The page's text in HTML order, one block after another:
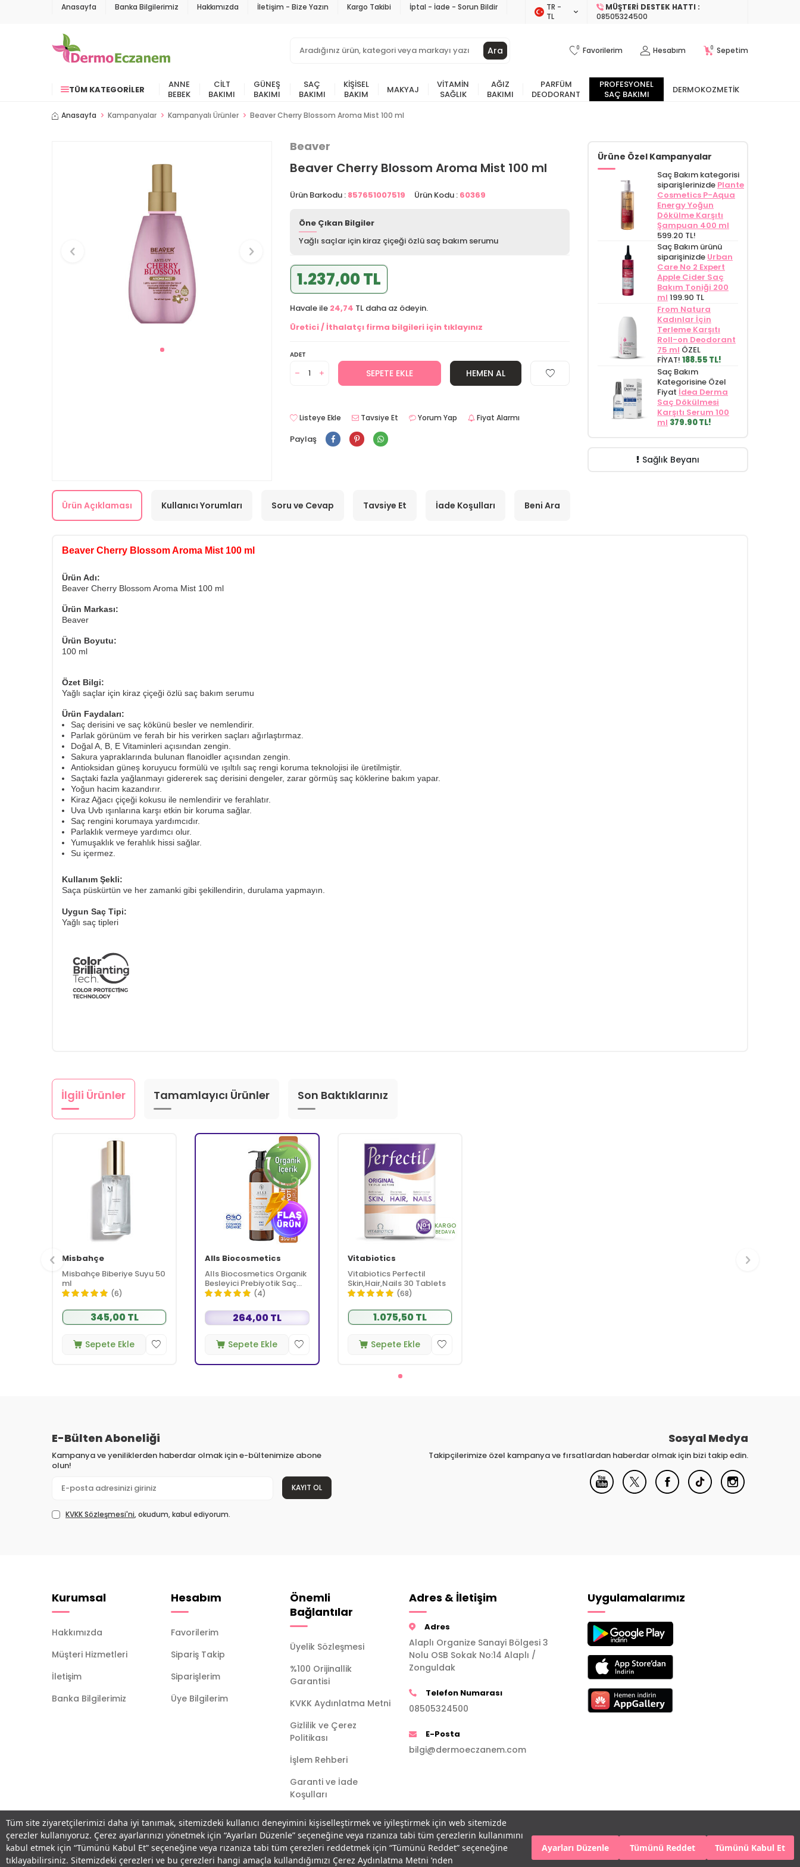
Tüm site ziyaretçilerimizi daha iyi tanımak, sitemizdeki kullanıcı deneyimini kişiselleştirmek ve iyileştirmek için web sitemizde
çerezler kullanıyoruz. Çerez ayarlarınızı yönetmek için “Ayarları Düzenle” seçeneğine veya rızanıza tabi tüm çerezlerin kullanımını
kabul etmek için “Tümünü Kabul Et” seçeneğine veya rızanıza tabi tüm çerezleri reddetmek için “Tümünü Reddet” seçeneğine
tıklayabilirsiniz. Sitemizdeki çerezleri ve bu çerezleri hangi amaçla kullandığımızı Çerez Aydınlatma Metni ’nden
Ayarları Düzenle Tümünü Reddet Tümünü Kabul Et
Anasayfa Banka Bilgilerimiz Hakkımızda İletişim - Bize Yazın Kargo Takibi İptal - İade - Sorun Bildir
TR −
TL
MÜŞTERI DESTEK HATTI :
08505324500
Ara 0 Favorilerim Hesabım 0 Sepetim
TÜM KATEGORILER
ANNE
BEBEK
CILT
BAKIMI
GÜNEŞ
BAKIMI
SAÇ
BAKIMI
KIŞISEL
BAKIM
MAKYAJ
VITAMIN
SAĞLIK
AĞIZ
BAKIMI
PARFÜM
DEODORANT
PROFESYONEL
SAÇ BAKIMI
DERMOKOZMETIK
Anasayfa Kampanyalar Kampanyalı Ürünler Beaver Cherry Blossom Aroma Mist 100 ml
Beaver
Beaver Cherry Blossom Aroma Mist 100 ml
Ürün Barkodu : 857651007519 Ürün Kodu : 60369
Öne Çıkan Bilgiler
Yağlı saçlar için kiraz çiçeği özlü saç bakım serumu
1.237,00 TL
Havale ile 24,74 TL daha az ödeyin.
Üretici / İthalatçı firma bilgileri için tıklayınız
ADET
SEPETE EKLE HEMEN AL
Listeye Ekle Tavsiye Et Yorum Yap Fiyat Alarmı
Paylaş
Ürüne Özel Kampanyalar
Saç Bakım kategorisi
siparişlerinizde Plante
Cosmetics P-Aqua
Energy Yoğun
Dökülme Karşıtı
Şampuan 400 ml
599.20 TL!
Saç Bakım ürünü
siparişinizde Urban
Care No 2 Expert
Apple Cider Saç
Bakım Toniği 200
ml 199.90 TL
From Natura
Kadınlar İçin
Terleme Karşıtı
Roll-on Deodorant
75 ml ÖZEL
FİYAT! 188.55 TL!
Saç Bakım
Kategorisine Özel
Fiyat İdea Derma
Saç Dökülmesi
Karşıtı Serum 100
ml 379.90 TL!
Sağlık Beyanı
Ürün Açıklaması Kullanıcı Yorumları Soru ve Cevap Tavsiye Et İade Koşulları Beni Ara
Beaver Cherry Blossom Aroma Mist 100 ml
Ürün Adı:
Beaver Cherry Blossom Aroma Mist 100 ml
Ürün Markası:
Beaver
Ürün Boyutu:
100 ml
Özet Bilgi:
Yağlı saçlar için kiraz çiçeği özlü saç bakım serumu
Ürün Faydaları:
Saç derisini ve saç kökünü besler ve nemlendirir.
Parlak görünüm ve ferah bir his verirken saçları ağırlaştırmaz.
Doğal A, B, E Vitaminleri açısından zengin.
Sakura yapraklarında bulunan flanoidler açısından zengin.
Antioksidan güneş koruyucu formülü ve ışıltılı saç rengi koruma teknolojisi ile üretilmiştir.
Saçtaki fazla yağlanmayı gidererek saç derisini dengeler, zarar görmüş saç köklerine bakım yapar.
Yoğun hacim kazandırır.
Kiraz Ağacı çiçeği kokusu ile nemlendirir ve ferahlatır.
Uva Uvb ışınlarına karşı etkin bir koruma sağlar.
Saç rengini korumaya yardımcıdır.
Parlaklık vermeye yardımcı olur.
Yumuşaklık ve ferahlık hissi sağlar.
Su içermez.
Kullanım Şekli:
Saça püskürtün ve her zamanki gibi şekillendirin, durulama yapmayın.
Uygun Saç Tipi:
Yağlı saç tipleri
İlgili Ürünler Tamamlayıcı Ürünler Son Baktıklarınız
Misbahçe
Misbahçe Biberiye Suyu 50
ml
(6)
345,00 TL
Sepete Ekle
Alls Biocosmetics
Alls Biocosmetics Organik
Besleyici Prebiyotik Saç
Kremi 350 ml(4)
264,00 TL
Sepete Ekle
KARGO
BEDAVA
Vitabiotics
Vitabiotics Perfectil
Skin,Hair,Nails 30 Tablets
(68)
1.075,50 TL
Sepete Ekle
E-Bülten Aboneliği
Kampanya ve yeniliklerden haberdar olmak için e-bültenimize abone
olun!
KAYIT OL
KVKK Sözleşmesi'ni, okudum, kabul ediyorum.
Sosyal Medya
Takipçilerimize özel kampanya ve fırsatlardan haberdar olmak için bizi takip edin.
Kurumsal
Hakkımızda
Müşteri Hizmetleri
İletişim
Banka Bilgilerimiz
Hesabım
Favorilerim
Sipariş Takip
Siparişlerim
Üye Bilgilerim
Önemli
Bağlantılar
Üyelik Sözleşmesi
%100 Orijinallik
Garantisi
KVKK Aydınlatma Metni
Gizlilik ve Çerez
Politikası
İşlem Rehberi
Garanti ve İade
Koşulları
Adres & İletişim
Adres
Alaplı Organize Sanayi Bölgesi 3
Nolu OSB Sokak No:14 Alaplı /
Zonguldak
Telefon Numarası
08505324500
E-Posta
bilgi@dermoeczanem.com
Uygulamalarımız